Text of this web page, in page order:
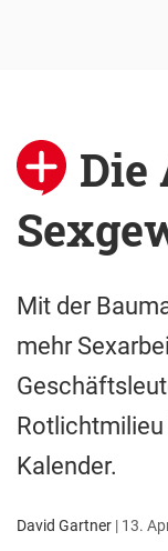
Die
Mit der
mehr
Kalender.
David Gartner | 13.